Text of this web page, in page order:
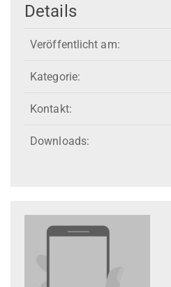
Details
Veröffentlicht am:
Kategorie:
Kontakt:
Downloads: